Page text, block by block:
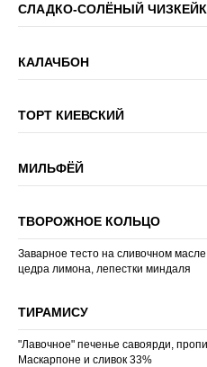
СЛАДКО-СОЛЁНЫЙ
КАЛАЧБОН
ТОРТ КИЕВСКИЙ
МИЛЬФЁЙ
ТВОРОЖНОЕ КОЛЬЦО
Заварное тесто на сливочном
цедра лимона, лепестки миндаля
ТИРАМИСУ
"Лавочное" печенье савоярди,
Маскарпоне и сливок 33%